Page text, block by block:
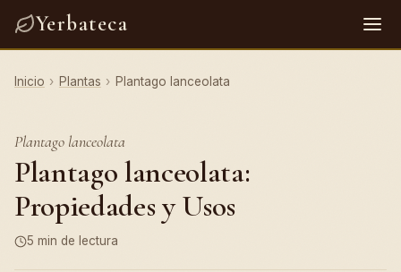
Yerbateca
Inicio › Plantas › Plantago lanceolata
Plantago lanceolata
Plantago lanceolata:
Propiedades y Usos
5 min de lectura